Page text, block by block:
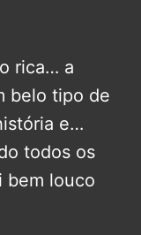
rica… a
belo tipo de
e…
todos os
bem louco